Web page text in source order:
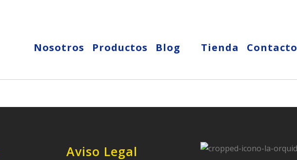
Nosotros Productos Blog Tienda Contacto
Aviso Legal